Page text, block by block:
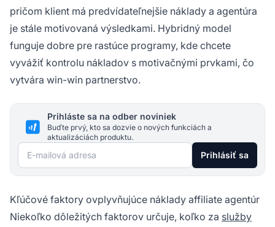
pričom klient má predvídateľnejšie náklady a agentúra
je stále motivovaná výsledkami. Hybridný model
funguje dobre pre rastúce programy, kde chcete
vyvážiť kontrolu nákladov s motivačnými prvkami, čo
vytvára win-win partnerstvo.
Prihláste sa na odber noviniek
Buďte prvý, kto sa dozvie o nových funkciách a
aktualizáciách produktu.
E-mailová adresa Prihlásiť sa
Kľúčové faktory ovplyvňujúce náklady affiliate agentúr
Niekoľko dôležitých faktorov určuje, koľko za služby